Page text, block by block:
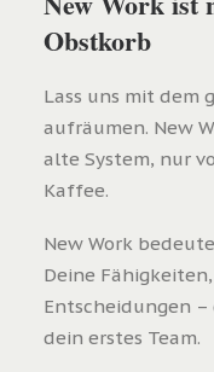
Obstkorb
Lass uns mit dem
aufräumen. New
alte System, nur
Kaffee.
New Work
Deine
Entscheidungen
dein erstes Team.